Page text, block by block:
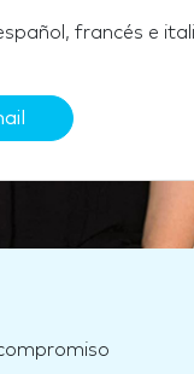
francés e